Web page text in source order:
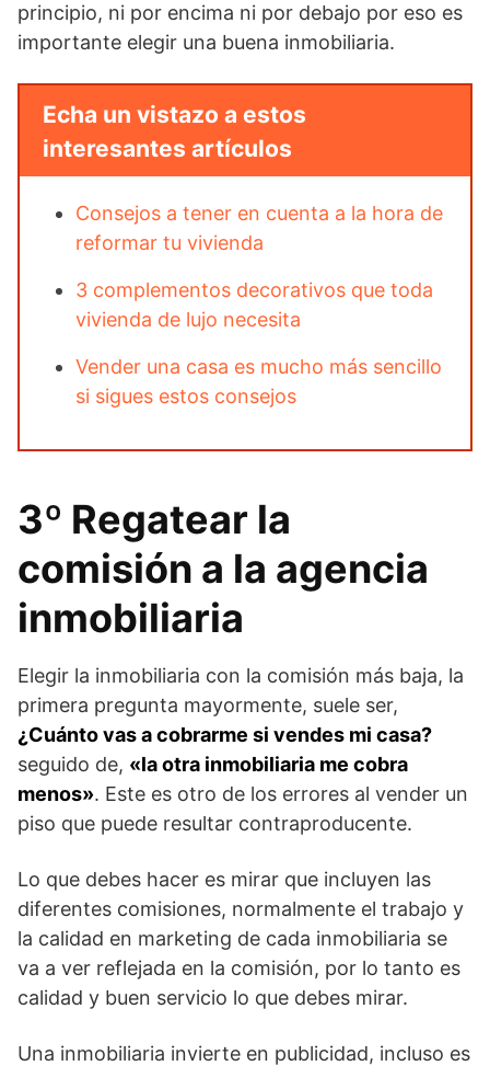
principio, ni por encima ni por debajo por eso es
importante elegir una buena inmobiliaria.
Echa un vistazo a estos
interesantes artículos
Consejos a tener en cuenta a la hora de
reformar tu vivienda
3 complementos decorativos que toda
vivienda de lujo necesita
Vender una casa es mucho más sencillo
si sigues estos consejos
3º Regatear la
comisión a la agencia
inmobiliaria
Elegir la inmobiliaria con la comisión más baja, la
primera pregunta mayormente, suele ser,
¿Cuánto vas a cobrarme si vendes mi casa?
seguido de, «la otra inmobiliaria me cobra
menos». Este es otro de los errores al vender un
piso que puede resultar contraproducente.
Lo que debes hacer es mirar que incluyen las
diferentes comisiones, normalmente el trabajo y
la calidad en marketing de cada inmobiliaria se
va a ver reflejada en la comisión, por lo tanto es
calidad y buen servicio lo que debes mirar.
Una inmobiliaria invierte en publicidad, incluso es